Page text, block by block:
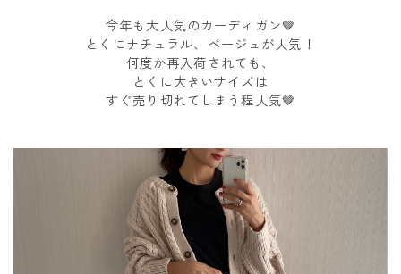
今年も大人気のカーディガン🤎
とくにナチュラル、ベージュが人気！
何度か再入荷されても、
とくに大きいサイズは
すぐ売り切れてしまう程人気🤎